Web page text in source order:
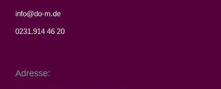
info@do-m.de
0231.914 46 20
Adresse: